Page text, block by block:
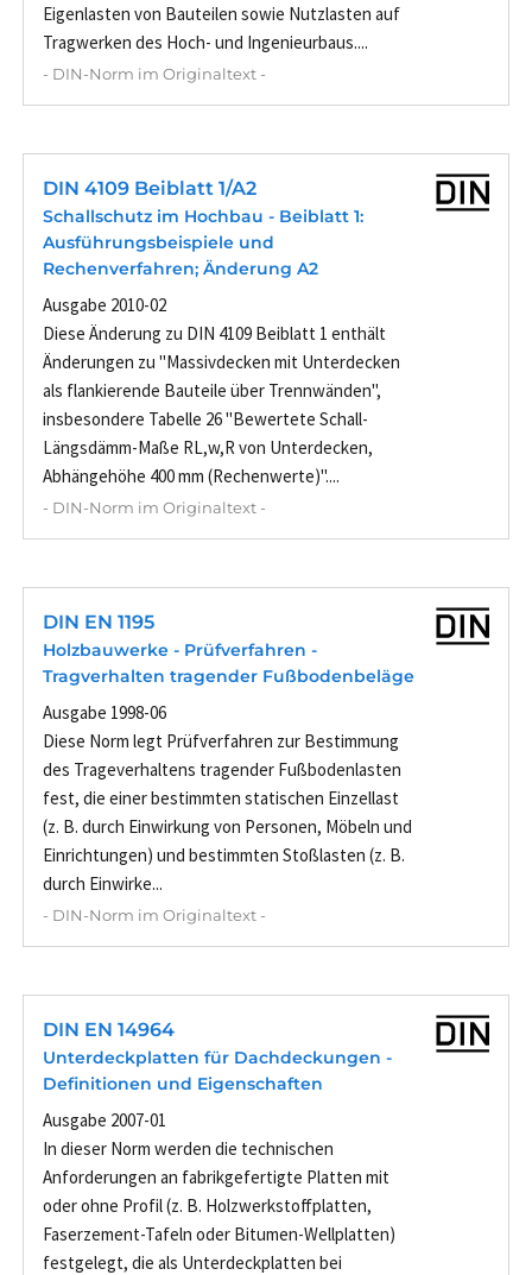
Eigenlasten von Bauteilen sowie Nutzlasten auf
Tragwerken des Hoch- und Ingenieurbaus....
- DIN-Norm im Originaltext -
DIN 4109 Beiblatt 1/A2
Schallschutz im Hochbau - Beiblatt 1:
Ausführungsbeispiele und
Rechenverfahren; Änderung A2
Ausgabe 2010-02
Diese Änderung zu DIN 4109 Beiblatt 1 enthält
Änderungen zu "Massivdecken mit Unterdecken
als flankierende Bauteile über Trennwänden",
insbesondere Tabelle 26 "Bewertete Schall-
Längsdämm-Maße RL,w,R von Unterdecken,
Abhängehöhe 400 mm (Rechenwerte)"....
- DIN-Norm im Originaltext -
DIN EN 1195
Holzbauwerke - Prüfverfahren -
Tragverhalten tragender Fußbodenbeläge
Ausgabe 1998-06
Diese Norm legt Prüfverfahren zur Bestimmung
des Trageverhaltens tragender Fußbodenlasten
fest, die einer bestimmten statischen Einzellast
(z. B. durch Einwirkung von Personen, Möbeln und
Einrichtungen) und bestimmten Stoßlasten (z. B.
durch Einwirke...
- DIN-Norm im Originaltext -
DIN EN 14964
Unterdeckplatten für Dachdeckungen -
Definitionen und Eigenschaften
Ausgabe 2007-01
In dieser Norm werden die technischen
Anforderungen an fabrikgefertigte Platten mit
oder ohne Profil (z. B. Holzwerkstoffplatten,
Faserzement-Tafeln oder Bitumen-Wellplatten)
festgelegt, die als Unterdeckplatten bei